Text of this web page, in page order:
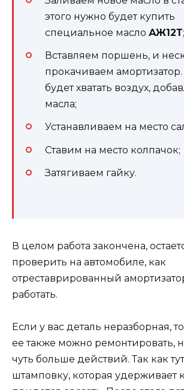
этого нужно будет купить
специальное масло АЖ12Т;
Вставляем поршень, и
прокачиваем
будет хватать воздух,
масла;
Устанавливаем на место
Ставим на место колпачок;
Затягиваем гайку.
В целом работа закончена,
проверить на автомобиле, как
отреставрированный
работать.
Если у вас деталь неразборная,
ее также можно ремонтировать,
чуть больше действий. Так как
штамповку, которая удерживает